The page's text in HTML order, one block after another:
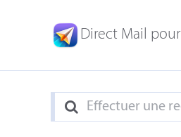
Direct Mail